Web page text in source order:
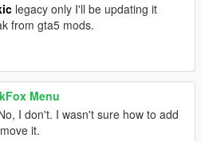
legacy only I'll be updating it
from gta5 mods.
Menu
I don't. I wasn't sure how to add
it.